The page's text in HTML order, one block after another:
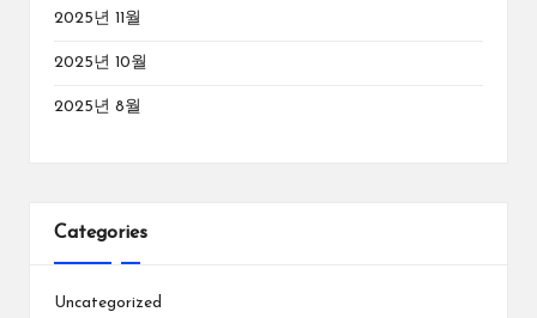
2025년 11월
2025년 10월
2025년 8월
Categories
Uncategorized